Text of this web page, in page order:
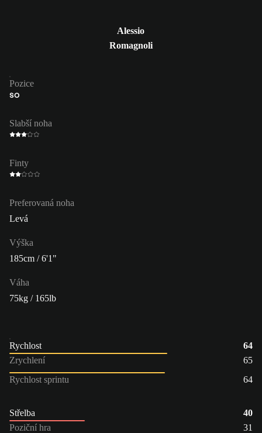
Alessio
Romagnoli
Pozice
SO
Slabší noha
Finty
Preferovaná noha
Levá
Výška
185cm / 6'1"
Váha
75kg / 165lb
Rychlost
64
Zrychlení
65
Rychlost sprintu
64
Střelba
40
Poziční hra
31